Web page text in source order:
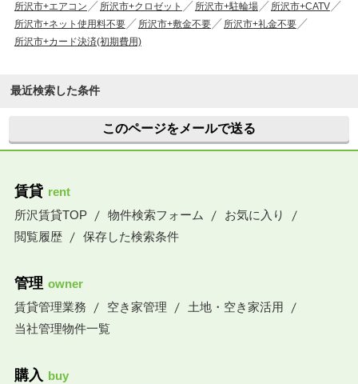
所沢市+エアコン
所沢市+クロゼット 所沢市+駐輪場
所沢市+CATV
所沢市+ネット使用料不要
所沢市+敷金不要
所沢市+礼金不要
所沢市+カード決済(初期費用)
最近検索した条件
このページをメールで送る
賃貸 rent
所沢賃貸TOP
物件検索フォーム
お気に入り
閲覧履歴
保存した検索条件
管理 owner
賃貸管理業務
空き家管理
土地・空き家活用
当社管理物件一覧
購入 buy